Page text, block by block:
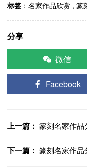
标签 ： 名家作品欣赏 , 篆
分享
微信
Facebook
上一篇： 篆刻名家作
下一篇： 篆刻名家作